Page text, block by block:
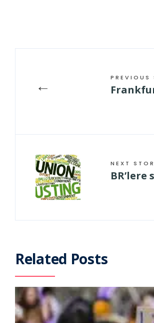
← PREVIOUS
NEXT
BR’lere
Related Posts